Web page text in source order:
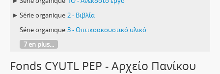
Série organique 2 - Βιβλία
Série organique 3 - Οπτικοακουστικό υλικό
7 en plus...
Fonds CYUTL PEP - Αρχείο Πανίκου